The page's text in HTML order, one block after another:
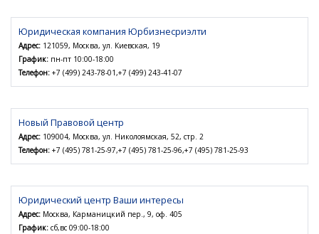
Юридическая компания Юрбизнесриэлти
Адрес: 121059, Москва, ул. Киевская, 19
График: пн-пт 10:00-18:00
Телефон: +7 (499) 243-78-01,+7 (499) 243-41-07
Новый Правовой центр
Адрес: 109004, Москва, ул. Николоямская, 52, стр. 2
Телефон: +7 (495) 781-25-97,+7 (495) 781-25-96,+7 (495) 781-25-93
Юридический центр Ваши интересы
Адрес: Москва, Карманицкий пер., 9, оф. 405
График: сб,вс 09:00-18:00